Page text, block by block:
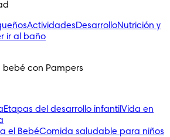
ActividadesDesarrolloNutrición y
ir al baño
con Pampers
Etapas del desarrollo infantilVida en
el BebéComida saludable para niños